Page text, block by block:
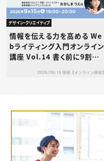
デザイン・クリエイティブ
情報を伝える力を高める We
bライティング入門オンライン
講座 Vol.14 書く前に9割決
の鍛え方2026/09/15 開催【オンライン開催】